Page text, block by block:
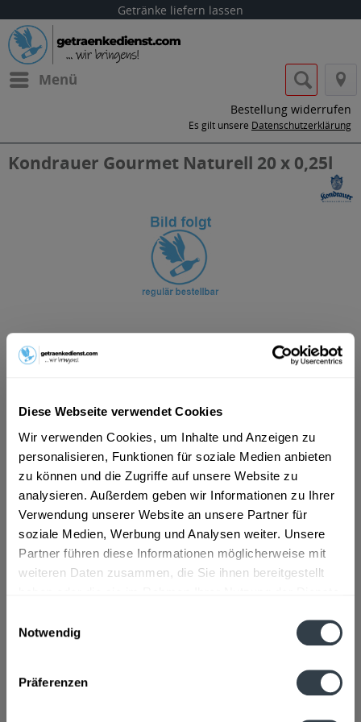
Diese Webseite verwendet Cookies
Wir verwenden Cookies, um Inhalte und Anzeigen zu
personalisieren, Funktionen für soziale Medien anbieten
zu können und die Zugriffe auf unsere Website zu
analysieren. Außerdem geben wir Informationen zu Ihrer
Verwendung unserer Website an unsere Partner für
soziale Medien, Werbung und Analysen weiter. Unsere
Partner führen diese Informationen möglicherweise mit
weiteren Daten zusammen, die Sie ihnen bereitgestellt
Notwendig
Präferenzen
Getränke liefern lassen
Menü
Bestellung widerrufen
Es gilt unsere Datenschutzerklärung
Kondrauer Gourmet Naturell 20 x 0,25l
ab 9,29 € *
inkl. MwSt.ggf. zzgl. Erschwerniszuschlag
Vorrätig
MEHRWEG
+4,50 € Pfand
In denWarenkorb
Beschreibung